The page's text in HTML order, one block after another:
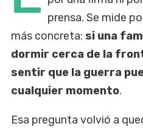
prensa. Se mide
más concreta: si una
dormir cerca de la
sentir que la guerra
cualquier momento.
Esa pregunta volvió a